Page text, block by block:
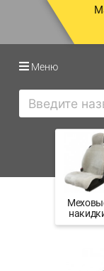
Меню